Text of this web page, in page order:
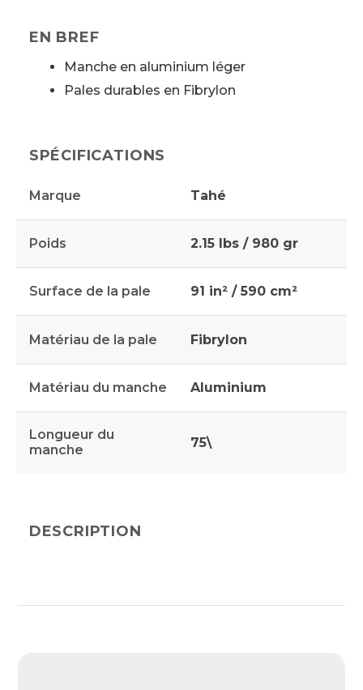
EN BREF
Manche en aluminium léger
Pales durables en Fibrylon
SPÉCIFICATIONS
Marque Tahé
Poids 2.15 lbs / 980 gr
Surface de la pale 91 in² / 590 cm²
Matériau de la pale Fibrylon
Matériau du manche Aluminium
Longueur du
manche
75\
DESCRIPTION